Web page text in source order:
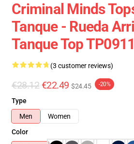
Criminal Minds
Tanque - Rueda
Tanque Top TP0911
(3 customer reviews)
€28.12 €22.49 $24.45 -20%
Type
Men
Women
Color